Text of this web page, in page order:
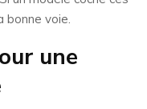
bonne voie.
une